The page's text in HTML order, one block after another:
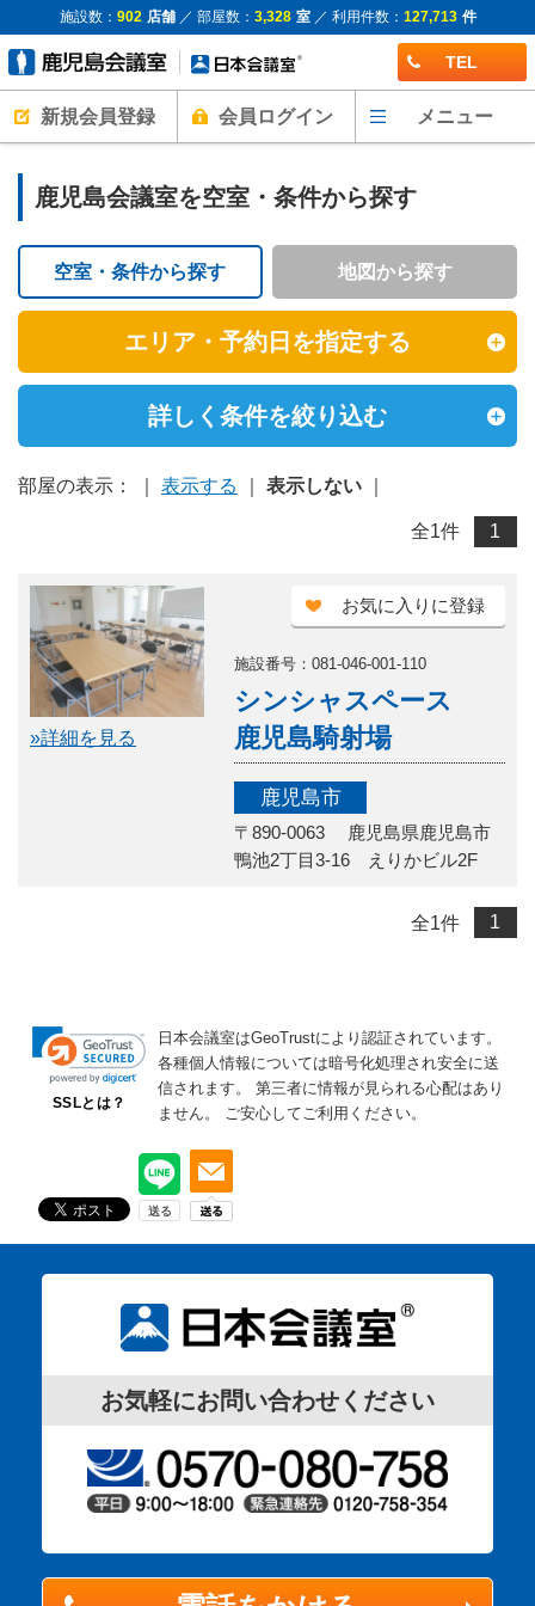
施設数： 902 店舗／ 部屋数： 3,328 室／ 利用件数： 127,713 件
TEL
新規会員登録 会員ログイン メニュー
鹿児島会議室を空室・条件から探す
空室・条件から探す 地図から探す
エリア・予約日を指定する
詳しく条件を絞り込む
部屋の表示： ｜ 表示する 表示しない
全1件 1
»詳細を見る
施設番号：081-046-001-110
お気に入りに登録
シンシャスペース
鹿児島騎射場
鹿児島市
〒890-0063 鹿児島県鹿児島市
鴨池2丁目3-16 えりかビル2F
全1件 1
SSLとは？
日本会議室はGeoTrustにより認証されています。
各種個人情報については暗号化処理され安全に送
信されます。
第三者に情報が見られる心配はあり
ません。
ご安心してご利用ください。
お気軽にお問い合わせください